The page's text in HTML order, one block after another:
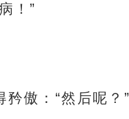
！”
傲：“然后呢？”